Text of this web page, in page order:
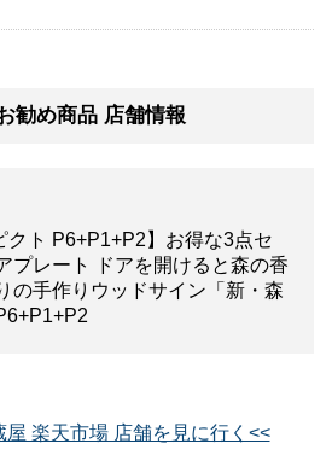
勧め商品 店舗情報
クト P6+P1+P2】お得な3点セ
プレート ドアを開けると森の香
の手作りウッドサイン「新・森
屋 楽天市場 店舗を見に行く<<